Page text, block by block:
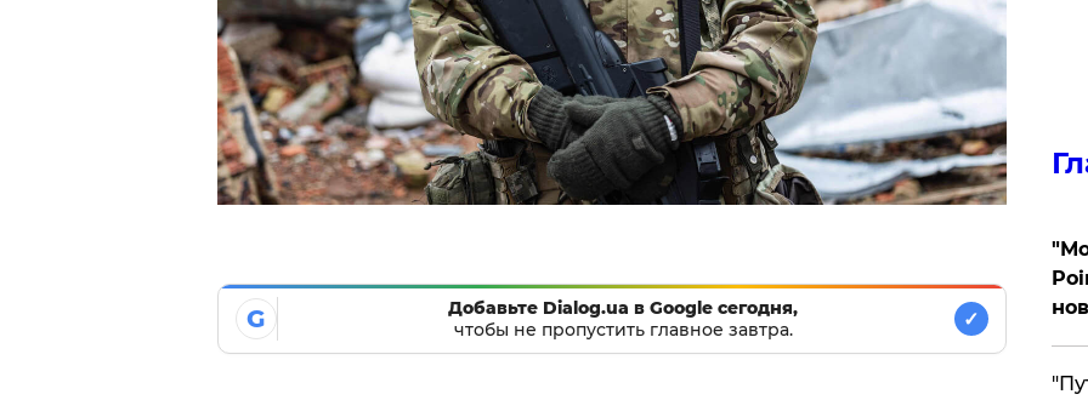
G
Добавьте Dialog.ua в Google сегодня,
чтобы не пропустить главное завтра.
✓